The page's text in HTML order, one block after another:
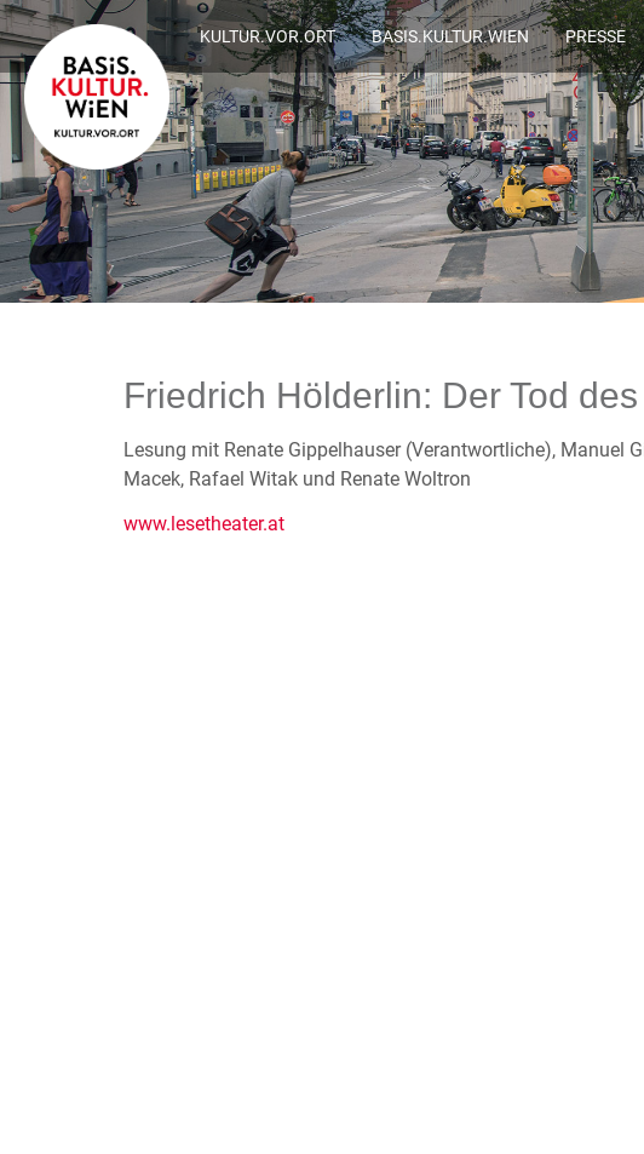
KULTUR.VOR.ORT BASIS.KULTUR.WIEN PRESSE
Friedrich Hölderlin: Der Tod
Lesung mit Renate Gippelhauser (Verantwortliche), Manuel
Macek, Rafael Witak und Renate Woltron
www.lesetheater.at